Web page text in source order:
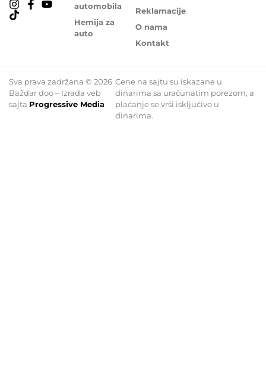
automobila
Hemija za
auto
Reklamacije
O nama
Kontakt
Sva prava zadržana © 2026
Baždar doo – Izrada veb
sajta Progressive Media
Cene na sajtu su iskazane u
dinarima sa uračunatim porezom, a
plaćanje se vrši isključivo u
dinarima.